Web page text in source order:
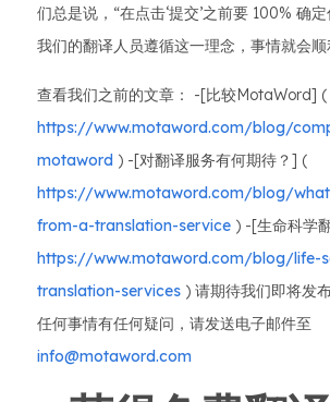
们总是说，“在点击‘提交’之前要 100% 确
我们的翻译人员遵循这一理念，事情就会顺
查看我们之前的文章： -[比较MotaWord] (
https://www.motaword.com/blog/
motaword ) -[对翻译服务有何期待？] (
https://www.motaword.com/blog/
from-a-translation-service ) -[生命科学
https://www.motaword.com/blog/life-
translation-services ) 请期待我们即将发
任何事情有任何疑问，请发送电子邮件至
info@motaword.com